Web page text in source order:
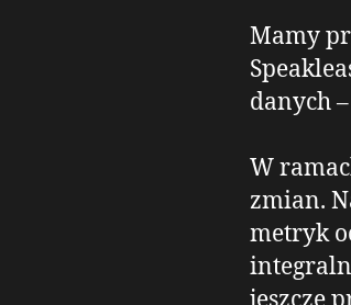
Mamy
danych
W
zmian.
metryk